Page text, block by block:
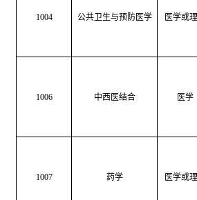
1004 公共卫生与预防医学 医学或
1006 中西医结合 医学
1007 药学 医学或